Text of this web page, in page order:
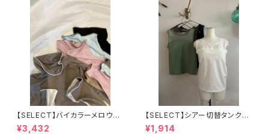
【SELECT】バイカラーメロウタ
ートルPO
¥3,432
【SELECT】シアー切替タンクト
ップ 25-0600
¥1,914